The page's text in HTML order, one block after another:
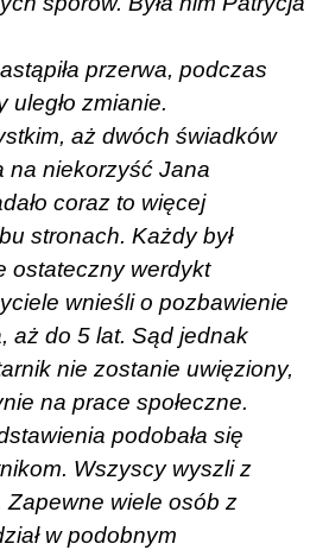
przerwa, podczas
uległo zmianie.
aż dwóch świadków
na niekorzyść Jana
coraz to więcej
stronach. Każdy był
ostateczny werdykt
wnieśli o pozbawienie
aż do 5 lat. Sąd jednak
nie zostanie uwięziony,
na prace społeczne.
podobała się
Wszyscy wyszli z
Zapewne wiele osób z
w podobnym